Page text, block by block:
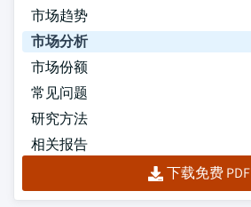
市场趋势
市场分析
市场份额
常见问题
研究方法
相关报告
下载免费 PDF